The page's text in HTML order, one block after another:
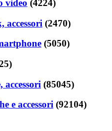
video (4224)
accessori (2470)
(5050)
accessori (85045)
e accessori (92104)